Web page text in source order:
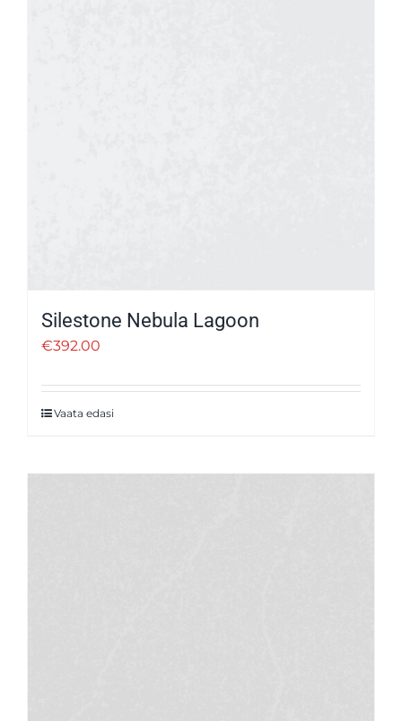
Silestone Nebula Lagoon
€392.00
Vaata edasi